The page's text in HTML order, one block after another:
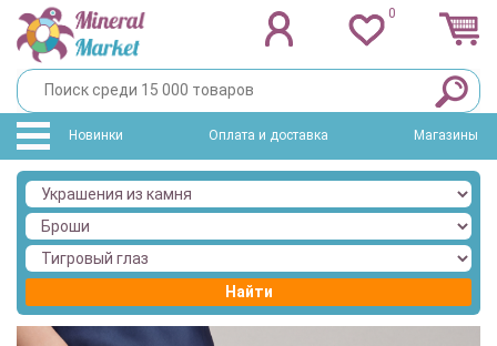
0
Новинки Оплата и доставка Магазины
Найти